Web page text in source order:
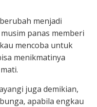
menjadi
panas memberi
mencoba untuk
menikmatinya
juga demikian,
apabila engkau